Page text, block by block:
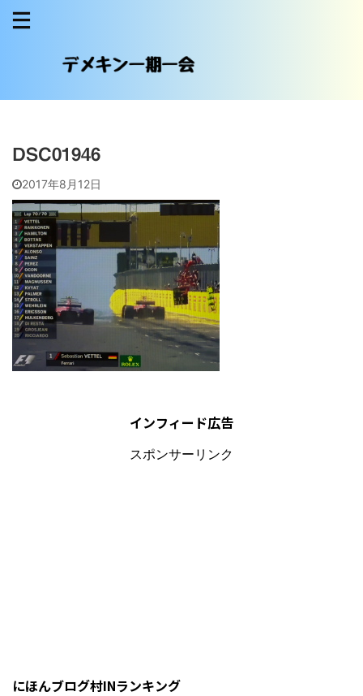
DSC01946
2017年8月12日
インフィード広告
スポンサーリンク
にほんブログ村INランキング